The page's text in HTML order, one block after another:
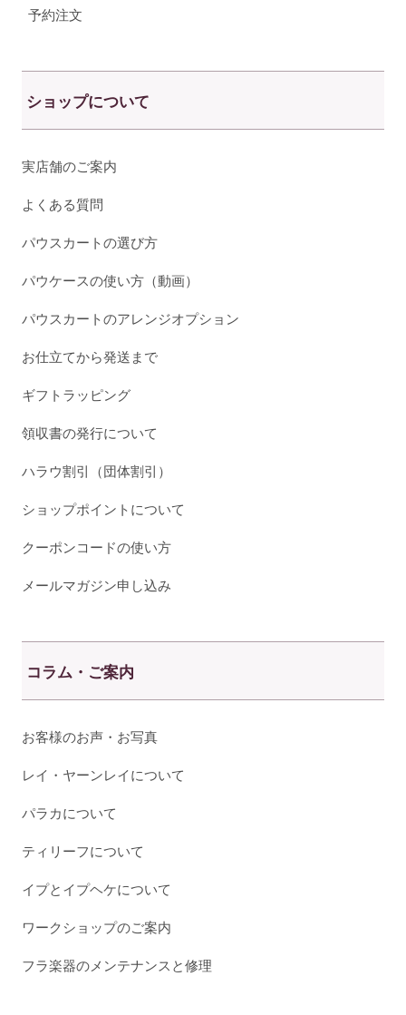
予約注文
ショップについて
実店舗のご案内
よくある質問
パウスカートの選び方
パウケースの使い方（動画）
パウスカートのアレンジオプション
お仕立てから発送まで
ギフトラッピング
領収書の発行について
ハラウ割引（団体割引）
ショップポイントについて
クーポンコードの使い方
メールマガジン申し込み
コラム・ご案内
お客様のお声・お写真
レイ・ヤーンレイについて
パラカについて
ティリーフについて
イプとイプヘケについて
ワークショップのご案内
フラ楽器のメンテナンスと修理